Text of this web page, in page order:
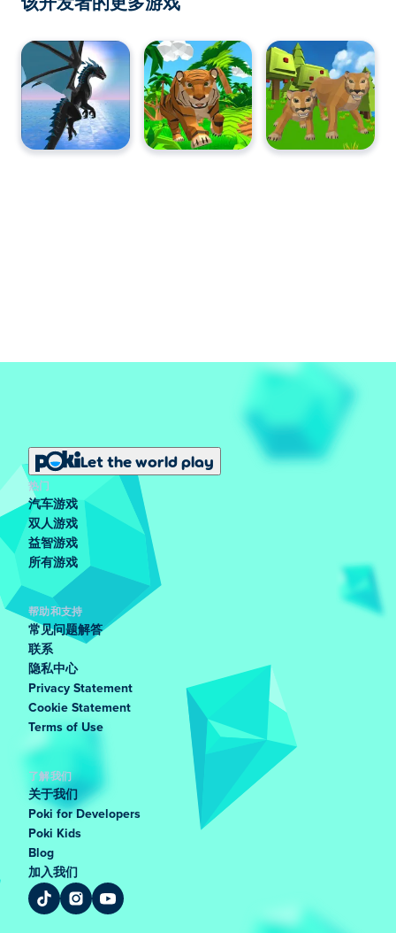
Let the world play
热门
汽车游戏
双人游戏
益智游戏
所有游戏
帮助和支持
常见问题解答
联系
隐私中心
Privacy Statement
Cookie Statement
Terms of Use
了解我们
关于我们
Poki for Developers
Poki Kids
Blog
加入我们